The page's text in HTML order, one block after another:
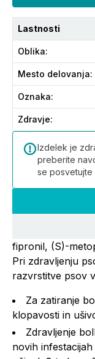
Izdelek je
preberite
se posvetujte
fipronil, (S)-
Pri zdravljenju
razvrstitve psov
Za zatiranje
klopavosti in
Zdravljenje
novih
Lastnosti
Oblika:
Mesto delovanja:
Oznaka:
Zdravje: